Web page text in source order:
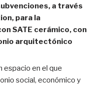
a través
para la
SATE cerámico, con
arquitectónico
espacio en el que
social, económico y